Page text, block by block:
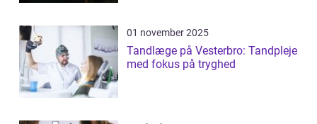
01 november 2025
Tandlæge på Vesterbro: Tandpleje
med fokus på tryghed